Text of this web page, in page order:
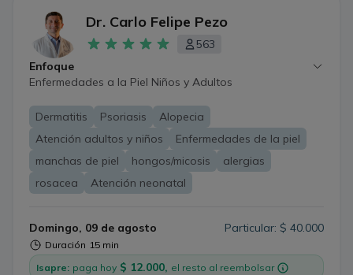
Dr. Carlo Felipe Pezo
563
Enfoque
Enfermedades a la Piel Niños y Adultos
Dermatitis Psoriasis
Alopecia
Atención adultos y niños
Enfermedades de la piel
manchas de piel
hongos/micosis
alergias
rosacea
Atención neonatal
Domingo, 09 de agosto
Duración 15 min
Particular: $ 40.000
Isapre: paga hoy $ 12.000, el resto al reembolsar